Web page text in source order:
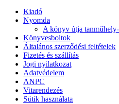
Kiadó
Nyomda
A könyv útja
Könyvesboltok
Általános szerződési feltételek
Fizetés és szállítás
Jogi nyilatkozat
Adatvédelem
ANPC
Vitarendezés
Sütik használata